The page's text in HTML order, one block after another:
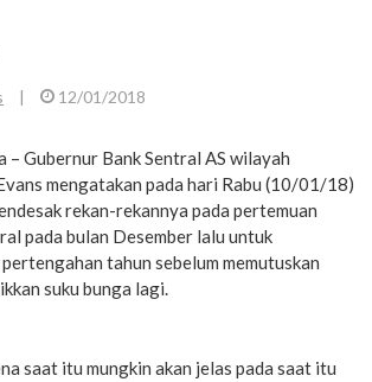
| 12/01/2018
– Gubernur Bank Sentral AS wilayah
mengatakan pada hari Rabu (10/01/18)
rekan-rekannya pada pertemuan
pada bulan Desember lalu untuk
tahun sebelum memutuskan
suku bunga lagi.
saat itu mungkin akan jelas pada saat itu